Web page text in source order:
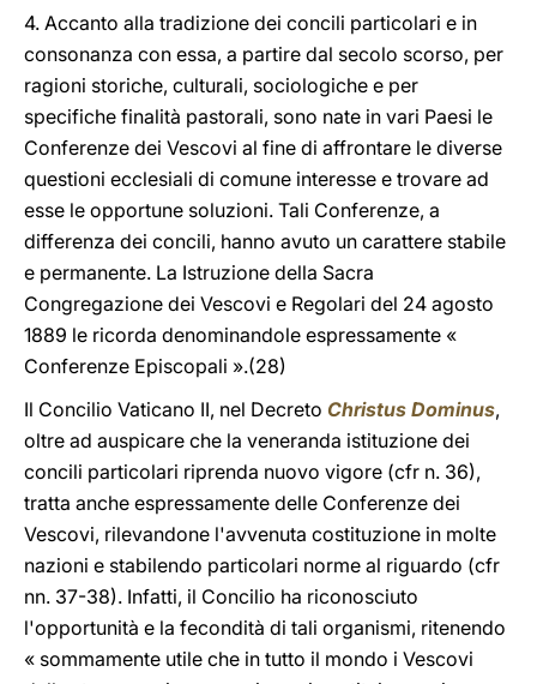
4. Accanto alla tradizione dei concili particolari e in
consonanza con essa, a partire dal secolo scorso, per
ragioni storiche, culturali, sociologiche e per
specifiche finalità pastorali, sono nate in vari Paesi le
Conferenze dei Vescovi al fine di affrontare le diverse
questioni ecclesiali di comune interesse e trovare ad
esse le opportune soluzioni. Tali Conferenze, a
differenza dei concili, hanno avuto un carattere stabile
e permanente. La Istruzione della Sacra
Congregazione dei Vescovi e Regolari del 24 agosto
1889 le ricorda denominandole espressamente «
Conferenze Episcopali ».(28)
Il Concilio Vaticano II, nel Decreto Christus Dominus,
oltre ad auspicare che la veneranda istituzione dei
concili particolari riprenda nuovo vigore (cfr n. 36),
tratta anche espressamente delle Conferenze dei
Vescovi, rilevandone l'avvenuta costituzione in molte
nazioni e stabilendo particolari norme al riguardo (cfr
nn. 37-38). Infatti, il Concilio ha riconosciuto
l'opportunità e la fecondità di tali organismi, ritenendo
« sommamente utile che in tutto il mondo i Vescovi